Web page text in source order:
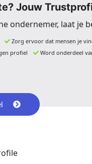
Jouw
ondernemer, laat je
Zorg ervoor dat mensen je
profiel
Word onderdeel